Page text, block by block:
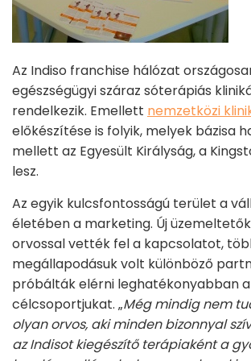
Az Indiso franchise hálózat
egészségügyi száraz sóterápiás
rendelkezik. Emellett nemzetközi
előkészítése is folyik, melyek bázisa
mellett az Egyesült Királyság, a
lesz.
Az egyik kulcsfontosságú terület a
életében a marketing. Új
orvossal vették fel a kapcsolatot,
megállapodásuk volt különböző
próbálták elérni leghatékonyabban a
célcsoportjukat. „Még mindig nem
olyan orvos, aki minden bizonnyal
az Indisot kiegészítő terápiaként a